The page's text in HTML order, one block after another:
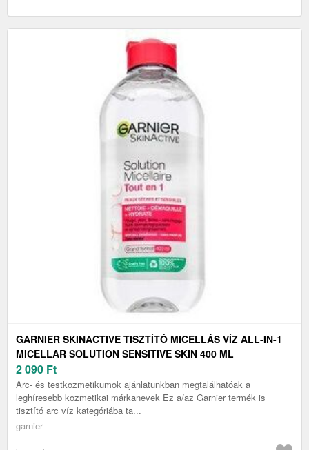
GARNIER SKINACTIVE TISZTÍTÓ MICELLÁS VÍZ ALL-IN-1
MICELLAR SOLUTION SENSITIVE SKIN 400 ML
2 090 Ft
Arc- és testkozmetikumok ajánlatunkban megtalálhatóak a
leghíresebb kozmetikai márkanevek Ez a/az Garnier termék is
tisztító arc víz kategóriába ta...
garnier